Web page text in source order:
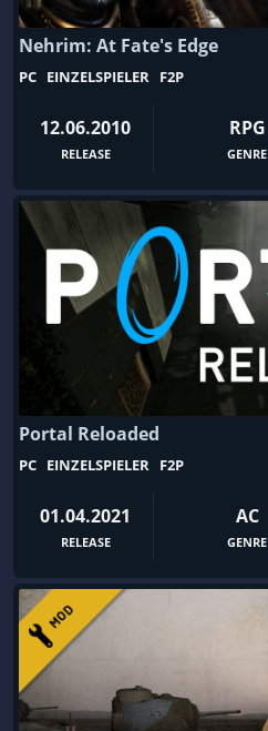
Basenbau
Battle Royale
Bergbau
Blut und Verstümmelung
Boomer-Shooter
Boxen
Browsergame
C64
Casual
Charakterentwicklung
Crafting
Danmaku
Deckbuilding
Design & Illustration
Dinosaurier
DLC
Nehrim: At Fate's Edge
PC EINZELSPIELER F2P
12.06.2010
RELEASE
RPG
GENRE
Portal Reloaded
PC EINZELSPIELER F2P
01.04.2021
RELEASE
AC
GENRE